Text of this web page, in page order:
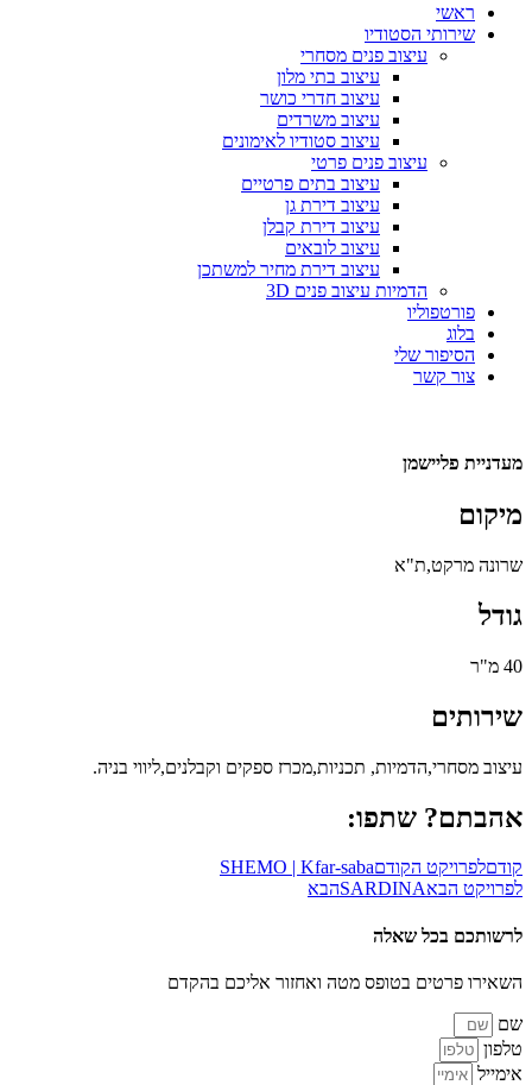
ראשי
שירותי הסטודיו
עיצוב פנים מסחרי
עיצוב בתי מלון
עיצוב חדרי כושר
עיצוב משרדים
עיצוב סטודיו לאימונים
עיצוב פנים פרטי
עיצוב בתים פרטיים
עיצוב דירת גן
עיצוב דירת קבלן
עיצוב לובאים
עיצוב דירת מחיר למשתכן
הדמיות עיצוב פנים 3D
פורטפוליו
בלוג
הסיפור שלי
צור קשר
מעדניית פליישמן
מיקום
שרונה מרקט,ת"א
גודל
40 מ"ר
שירותים
עיצוב מסחרי,הדמיות, תכניות,מכרז ספקים וקבלנים,ליווי בניה.
אהבתם? שתפו:
קודםלפרויקט הקודםSHEMO | Kfar-saba
לפרויקט הבאSARDINAהבא
לרשותכם בכל שאלה
השאירו פרטים בטופס מטה ואחזור אליכם בהקדם
שם
טלפון
אימייל